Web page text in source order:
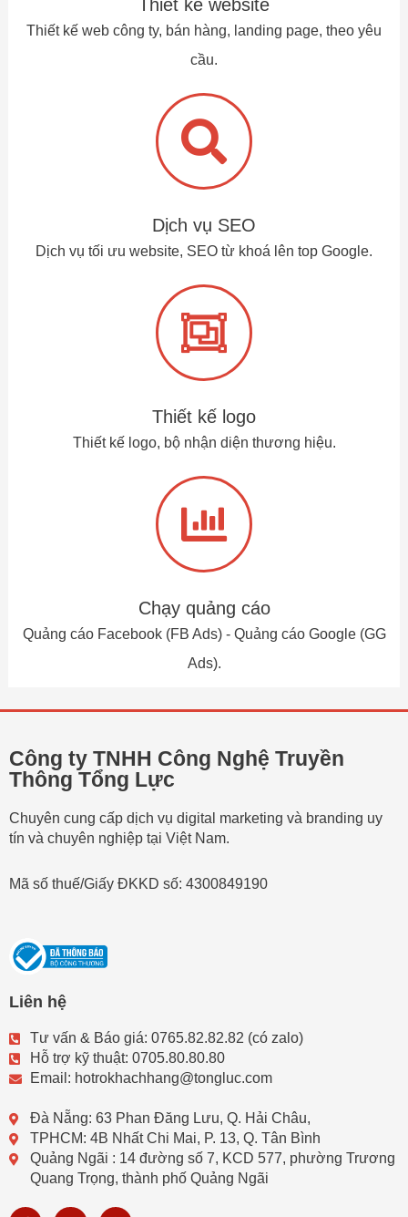
Thiết kế website
Thiết kế web công ty, bán hàng, landing page, theo yêu
cầu.
Dịch vụ SEO
Dịch vụ tối ưu website, SEO từ khoá lên top Google.
Thiết kế logo
Thiết kế logo, bộ nhận diện thương hiệu.
Chạy quảng cáo
Quảng cáo Facebook (FB Ads) - Quảng cáo Google (GG
Ads).
Công ty TNHH Công Nghệ Truyền
Thông Tổng Lực
Chuyên cung cấp dịch vụ digital marketing và branding uy
tín và chuyên nghiệp tại Việt Nam.
Mã số thuế/Giấy ĐKKD số: 4300849190
Liên hệ
Tư vấn & Báo giá: 0765.82.82.82 (có zalo)
Hỗ trợ kỹ thuật: 0705.80.80.80
Email: hotrokhachhang@tongluc.com
Đà Nẵng: 63 Phan Đăng Lưu, Q. Hải Châu,
TPHCM: 4B Nhất Chi Mai, P. 13, Q. Tân Bình
Quảng Ngãi : 14 đường số 7, KCD 577, phường Trương
Quang Trọng, thành phố Quảng Ngãi
F Y V